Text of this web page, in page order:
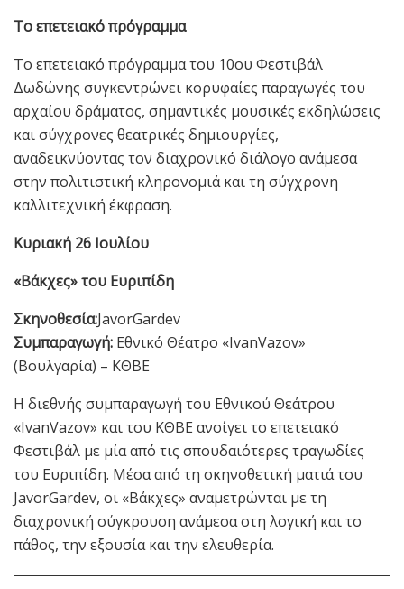
Το επετειακό πρόγραμμα
Το επετειακό πρόγραμμα του 10ου Φεστιβάλ
Δωδώνης συγκεντρώνει κορυφαίες παραγωγές του
αρχαίου δράματος, σημαντικές μουσικές εκδηλώσεις
και σύγχρονες θεατρικές δημιουργίες,
αναδεικνύοντας τον διαχρονικό διάλογο ανάμεσα
στην πολιτιστική κληρονομιά και τη σύγχρονη
καλλιτεχνική έκφραση.
Κυριακή 26 Ιουλίου
«Βάκχες» του Ευριπίδη
Σκηνοθεσία:JavorGardev
Συμπαραγωγή: Εθνικό Θέατρο «IvanVazov»
(Βουλγαρία) – ΚΘΒΕ
Η διεθνής συμπαραγωγή του Εθνικού Θεάτρου
«IvanVazov» και του ΚΘΒΕ ανοίγει το επετειακό
Φεστιβάλ με μία από τις σπουδαιότερες τραγωδίες
του Ευριπίδη. Μέσα από τη σκηνοθετική ματιά του
JavorGardev, οι «Βάκχες» αναμετρώνται με τη
διαχρονική σύγκρουση ανάμεσα στη λογική και το
πάθος, την εξουσία και την ελευθερία.